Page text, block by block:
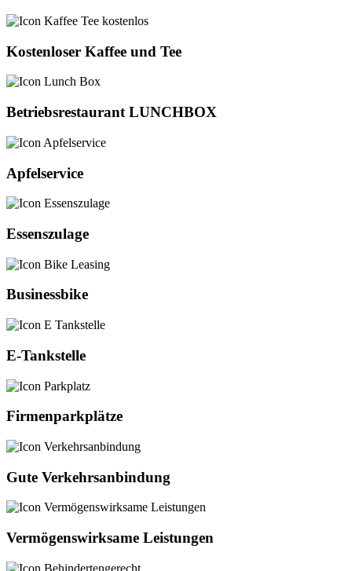
Kostenloser Kaffee und Tee
Betriebsrestaurant LUNCHBOX
Apfelservice
Essenszulage
Businessbike
E-Tankstelle
Firmenparkplätze
Gute Verkehrsanbindung
Vermögenswirksame Leistungen